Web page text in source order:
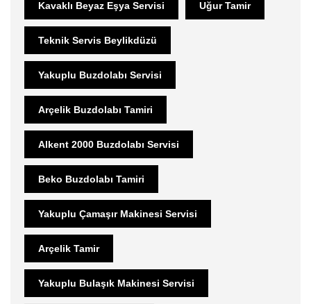
Kavaklı Beyaz Eşya Servisi Uğur Tamir
Teknik Servis Beylikdüzü
Yakuplu Buzdolabı Servisi
Arçelik Buzdolabı Tamiri
Alkent 2000 Buzdolabı Servisi
Beko Buzdolabı Tamiri
Yakuplu Çamaşır Makinesi Servisi
Arçelik Tamir
Yakuplu Bulaşık Makinesi Servisi